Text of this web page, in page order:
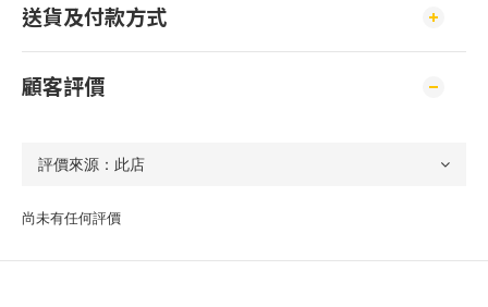
送貨及付款方式
顧客評價
尚未有任何評價